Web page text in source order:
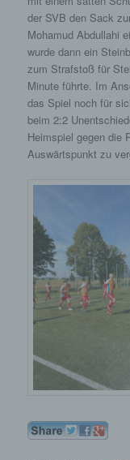
der SVB den Sack
Mohamud Abdullahi
wurde dann ein
zum Strafstoß für
Minute führte. Im
das Spiel noch für
beim 2:2
Heimspiel gegen die
Auswärtspunkt zu